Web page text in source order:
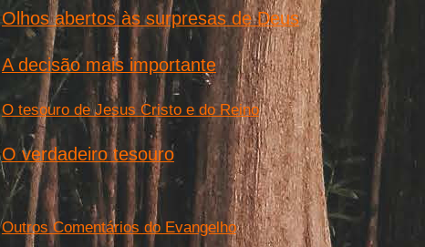
Olhos abertos às surpresas de Deus
A decisão mais importante
O tesouro de Jesus Cristo e do Reino
O verdadeiro tesouro
Outros Comentários do Evangelho